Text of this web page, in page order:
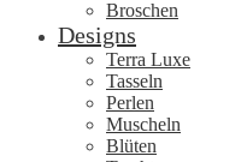
Broschen
Designs
Terra Luxe
Tasseln
Perlen
Muscheln
Blüten